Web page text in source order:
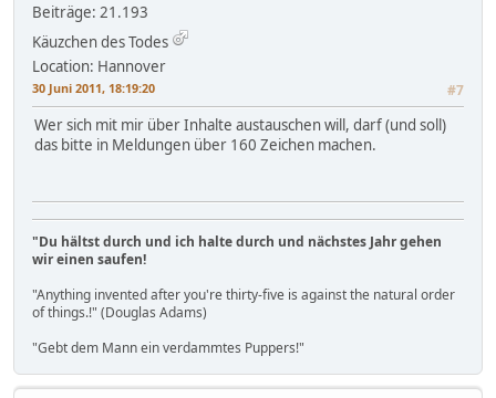
Beiträge: 21.193
Käuzchen des Todes
Location: Hannover
30 Juni 2011, 18:19:20 #7
Wer sich mit mir über Inhalte austauschen will, darf (und soll)
das bitte in Meldungen über 160 Zeichen machen.
"Du hältst durch und ich halte durch und nächstes Jahr gehen
wir einen saufen!
"Anything invented after you're thirty-five is against the natural order
of things.!" (Douglas Adams)
"Gebt dem Mann ein verdammtes Puppers!"